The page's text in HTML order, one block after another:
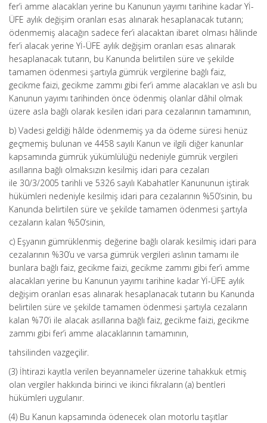
fer’i amme alacakları yerine bu Kanunun yayımı tarihine kadar Yİ-
ÜFE aylık değişim oranları esas alınarak hesaplanacak tutarın;
ödenmemiş alacağın sadece fer’i alacaktan ibaret olması hâlinde
fer’i alacak yerine Yİ-ÜFE aylık değişim oranları esas alınarak
hesaplanacak tutarın, bu Kanunda belirtilen süre ve şekilde
tamamen ödenmesi şartıyla gümrük vergilerine bağlı faiz,
gecikme faizi, gecikme zammı gibi fer’i amme alacakları ve aslı bu
Kanunun yayımı tarihinden önce ödenmiş olanlar dâhil olmak
üzere asla bağlı olarak kesilen idari para cezalarının tamamının,
b) Vadesi geldiği hâlde ödenmemiş ya da ödeme süresi henüz
geçmemiş bulunan ve 4458 sayılı Kanun ve ilgili diğer kanunlar
kapsamında gümrük yükümlülüğü nedeniyle gümrük vergileri
asıllarına bağlı olmaksızın kesilmiş idari para cezaları
ile 30/3/2005 tarihli ve 5326 sayılı Kabahatler Kanununun iştirak
hükümleri nedeniyle kesilmiş idari para cezalarının %50’sinin, bu
Kanunda belirtilen süre ve şekilde tamamen ödenmesi şartıyla
cezaların kalan %50’sinin,
c) Eşyanın gümrüklenmiş değerine bağlı olarak kesilmiş idari para
cezalarının %30’u ve varsa gümrük vergileri aslının tamamı ile
bunlara bağlı faiz, gecikme faizi, gecikme zammı gibi fer’i amme
alacakları yerine bu Kanunun yayımı tarihine kadar Yİ-ÜFE aylık
değişim oranları esas alınarak hesaplanacak tutarın bu Kanunda
belirtilen süre ve şekilde tamamen ödenmesi şartıyla cezaların
kalan %70’i ile alacak asıllarına bağlı faiz, gecikme faizi, gecikme
zammı gibi fer’i amme alacaklarının tamamının,
tahsilinden vazgeçilir.
(3) İhtirazi kayıtla verilen beyannameler üzerine tahakkuk etmiş
olan vergiler hakkında birinci ve ikinci fıkraların (a) bentleri
hükümleri uygulanır.
(4) Bu Kanun kapsamında ödenecek olan motorlu taşıtlar